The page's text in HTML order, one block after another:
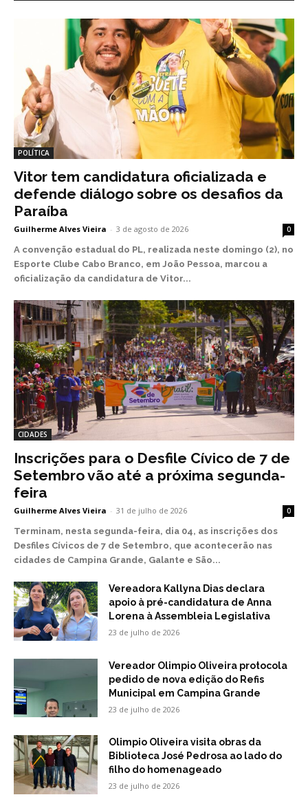
POLÍTICA
Vitor tem candidatura oficializada e
defende diálogo sobre os desafios da
Paraíba
Guilherme Alves Vieira - 3 de agosto de 2026 0
A convenção estadual do PL, realizada neste domingo (2), no
Esporte Clube Cabo Branco, em João Pessoa, marcou a
oficialização da candidatura de Vitor...
CIDADES
Inscrições para o Desfile Cívico de 7 de
Setembro vão até a próxima segunda-
feira
Guilherme Alves Vieira - 31 de julho de 2026 0
Terminam, nesta segunda-feira, dia 04, as inscrições dos
Desfiles Cívicos de 7 de Setembro, que acontecerão nas
cidades de Campina Grande, Galante e São...
Vereadora Kallyna Dias declara
apoio à pré-candidatura de Anna
Lorena à Assembleia Legislativa
23 de julho de 2026
Vereador Olimpio Oliveira protocola
pedido de nova edição do Refis
Municipal em Campina Grande
23 de julho de 2026
Olimpio Oliveira visita obras da
Biblioteca José Pedrosa ao lado do
filho do homenageado
23 de julho de 2026